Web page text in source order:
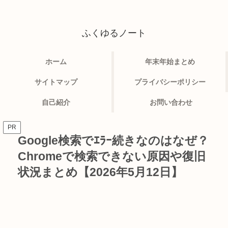
ふくゆるノート
ホーム 年末年始まとめ
サイトマップ プライバシーポリシー
自己紹介 お問い合わせ
PR
Google検索でｴﾗｰ続きなのはなぜ？
Chromeで検索できない原因や復旧
状況まとめ【2026年5月12日】